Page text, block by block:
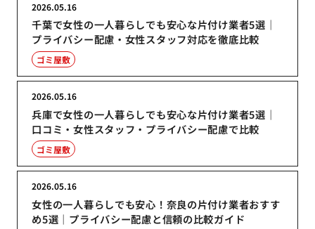
千葉で女性の一人暮らしでも安心な片付け業者5選｜
プライバシー配慮・女性スタッフ対応を徹底比較
2026.05.16
ゴミ屋敷
兵庫で女性の一人暮らしでも安心な片付け業者5選｜
口コミ・女性スタッフ・プライバシー配慮で比較
2026.05.16
ゴミ屋敷
女性の一人暮らしでも安心！奈良の片付け業者おすす
め5選｜プライバシー配慮と信頼の比較ガイド
2026.05.16